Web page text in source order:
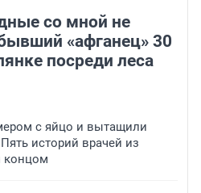
со мной не
«афганец» 30
посреди леса
с яйцо и вытащили
историй врачей из
концом